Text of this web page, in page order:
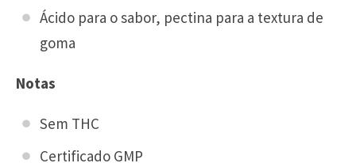
Ácido para o sabor, pectina para a textura de
goma
Notas
Sem THC
Certificado GMP